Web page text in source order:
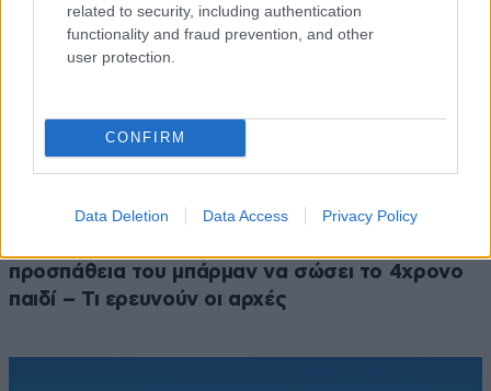
related to security, including authentication
functionality and fraud prevention, and other
user protection.
CONFIRM
Data Deletion Data Access Privacy Policy
ΚΟΙΝΩΝΙΑ09·08·2026 08:50
προσπάθεια του μπάρμαν να σώσει το 4χρονο
παιδί – Τι ερευνούν οι αρχές